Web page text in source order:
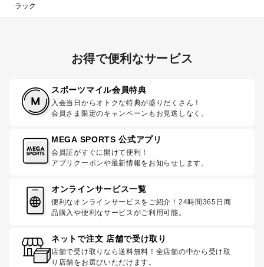
ラック
お得で便利なサービス
スポーツマイル会員特典
入会当日からオトクな特典が盛りだくさん！
会員さま限定のキャンペーンもお見逃しなく。
MEGA SPORTS 公式アプリ
会員証がすぐに開けて便利！
アプリクーポンや最新情報をお知らせします。
オンラインサービス一覧
便利なオンラインサービスをご紹介！24時間365日商
品購入や便利なサービスがご利用可能。
ネットで注文 店舗で受け取り
店舗で受け取りなら送料無料！全店舗の中から受け取
り店舗をお選びいただけます。